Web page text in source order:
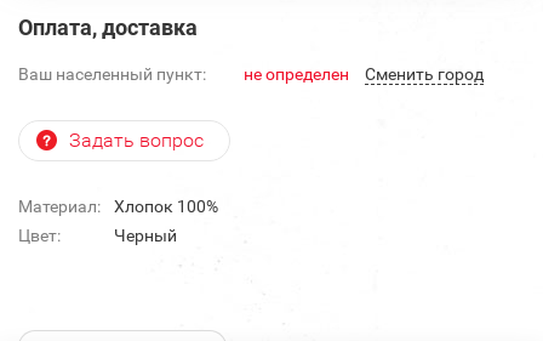
Оплата, доставка
Ваш населенный пункт: не определен Cменить город
Задать вопрос
Материал:
Хлопок 100%
Цвет:
Черный